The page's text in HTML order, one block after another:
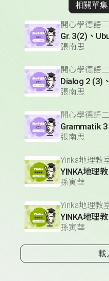
相關單集
開心學德語二
Gr. 3(2)、
張南思
開心學德語二
張南思
開心學德語二
張南思
Yinka地理教
YINKA地理
孫寅華
Yinka地理教
YINKA地理
孫寅華
載